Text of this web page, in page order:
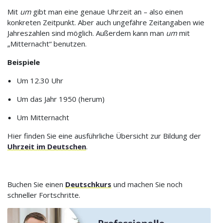
Mit um gibt man eine genaue Uhrzeit an – also einen
konkreten Zeitpunkt. Aber auch ungefähre Zeitangaben wie
Jahreszahlen sind möglich. Außerdem kann man um mit
„Mitternacht“ benutzen.
Beispiele
Um 12.30 Uhr
Um das Jahr 1950 (herum)
Um Mitternacht
Hier finden Sie eine ausführliche Übersicht zur Bildung der
Uhrzeit im Deutschen.
Buchen Sie einen Deutschkurs und machen Sie noch
schneller Fortschritte.